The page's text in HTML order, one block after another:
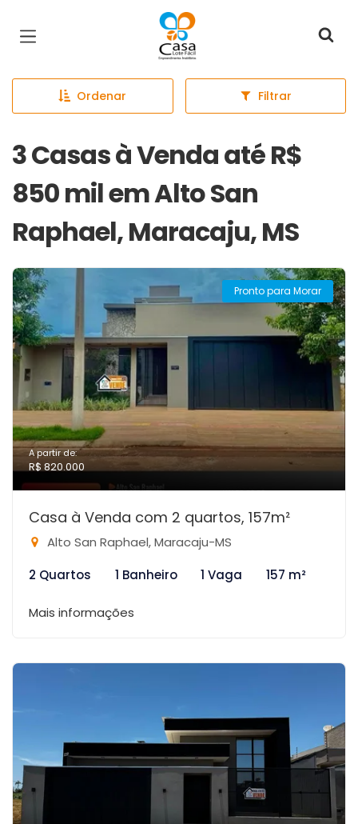
Página inicial
Ordenar Filtrar
3 Casas à Venda até R$
850 mil em Alto San
Raphael, Maracaju, MS
Pronto para Morar
A partir de:
R$ 820.000
Casa à Venda com 2 quartos, 157m²
Alto San Raphael, Maracaju-MS
2 Quartos
1 Banheiro 1 Vaga 157 m²
Mais informações